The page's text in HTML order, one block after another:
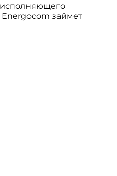
исполняющего
займет